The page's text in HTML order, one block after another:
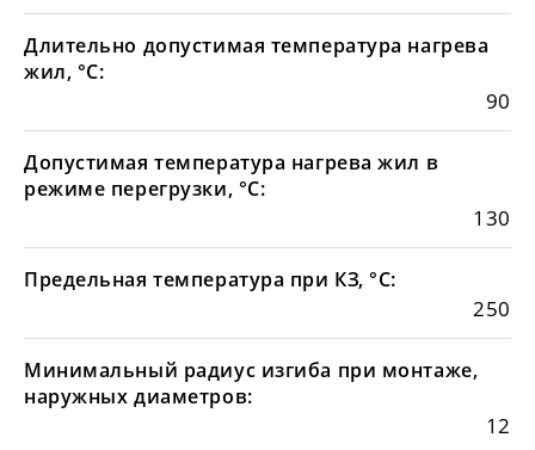
Длительно допустимая температура нагрева
жил, °С:
90
Допустимая температура нагрева жил в
режиме перегрузки, °С:
130
Предельная температура при КЗ, °С:
250
Минимальный радиус изгиба при монтаже,
наружных диаметров:
12